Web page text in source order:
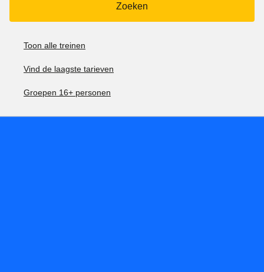
Zoeken
Toon alle treinen
Vind de laagste tarieven
Groepen 16+ personen